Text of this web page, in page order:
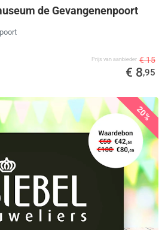
de Gevangenenpoort
Prijs van aanbieder € 15
€ 8,95
20%